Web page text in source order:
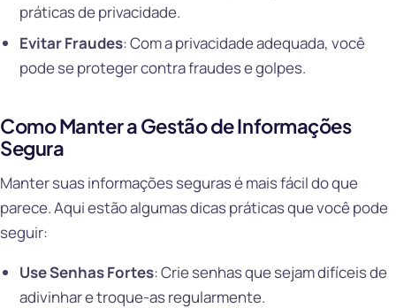
práticas de privacidade.
Evitar Fraudes: Com a privacidade adequada, você
pode se proteger contra fraudes e golpes.
Como Manter a Gestão de Informações
Segura
Manter suas informações seguras é mais fácil do que
parece. Aqui estão algumas dicas práticas que você pode
seguir:
Use Senhas Fortes: Crie senhas que sejam difíceis de
adivinhar e troque-as regularmente.